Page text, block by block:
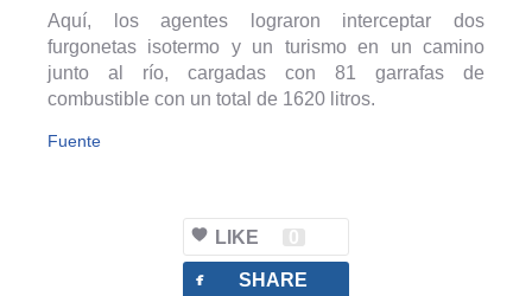
Aquí, los agentes lograron interceptar dos
furgonetas isotermo y un turismo en un camino
junto al río, cargadas con 81 garrafas de
combustible con un total de 1620 litros.
Fuente
LIKE 0
facebook SHARE